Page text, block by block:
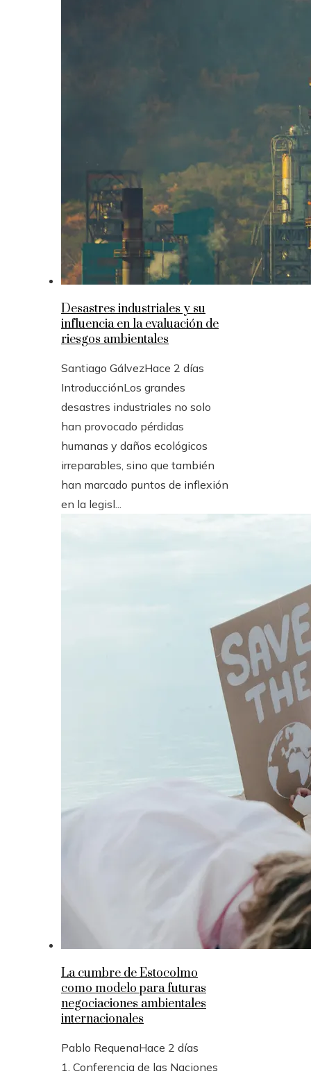
Desastres industriales y su
influencia en la evaluación de
riesgos ambientales
Santiago GálvezHace 2 días
IntroducciónLos grandes
desastres industriales no solo
han provocado pérdidas
humanas y daños ecológicos
irreparables, sino que también
han marcado puntos de inflexión
en la legisl...
La cumbre de Estocolmo
como modelo para futuras
negociaciones ambientales
internacionales
Pablo RequenaHace 2 días
1. Conferencia de las Naciones